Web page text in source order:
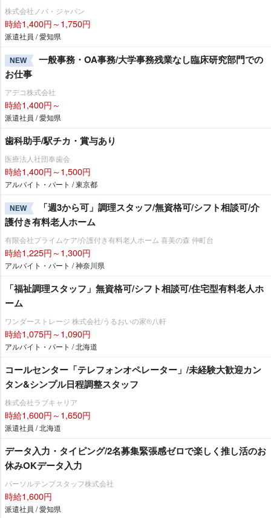
株式会社ノバ・ジャパン
時給1,400円～1,750円
派遣社員 / 愛知県
NEW
一般事務・OA事務/大学事務残業なし臨床研究部門での
お仕事
アデコ株式会社
時給1,400円～
派遣社員 / 愛知県
歯科助手/駅チカ・賞与あり
医療法人社団奉歯会
時給1,400円～1,500円
アルバイト・パート / 東京都
NEW
「週3から可」調理スタッフ/無資格可/シフト相談可/介
護付き有料老人ホーム
有限会社プライムケア/介護付き有料老人ホーム 喜美の森 仲町台
時給1,225円～1,300円
アルバイト・パート / 神奈川県
「福祉調理スタッフ」無資格可/シフト相談可/住宅型有料老人ホ
ーム
ワンダーストレージ 株式会社/うるおいの家®八軒
時給1,075円～1,090円
アルバイト・パート / 北海道
コールセンター「テレフォンオペレーター」/未経験大歓迎カン
タン&シンプル日程調整スタッフ
株式会社ラブキャリア
時給1,600円～1,650円
派遣社員 / 北海道
データ入力・タイピング/2名募集緊張感ゼロで楽しく推し活のお
休みOKデータ入力
パーソルテンプスタッフ株式会社
時給1,600円
派遣社員 / 愛知県